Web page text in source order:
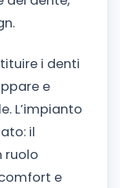
i denti
e
L’impianto
il
ruolo
e